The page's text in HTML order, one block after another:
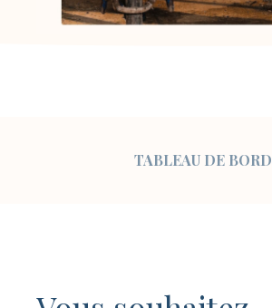
TABLEAU DE BORD